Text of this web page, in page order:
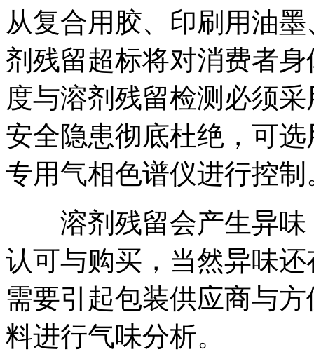
从复合用胶、印刷用油
剂残留超标将对消费者
度与溶剂残留检测必须
安全隐患彻底杜绝，可
专用气相色谱仪进行控制
溶剂残留会产生异味
认可与购买，当然异味
需要引起包装供应商与
料进行气味分析。